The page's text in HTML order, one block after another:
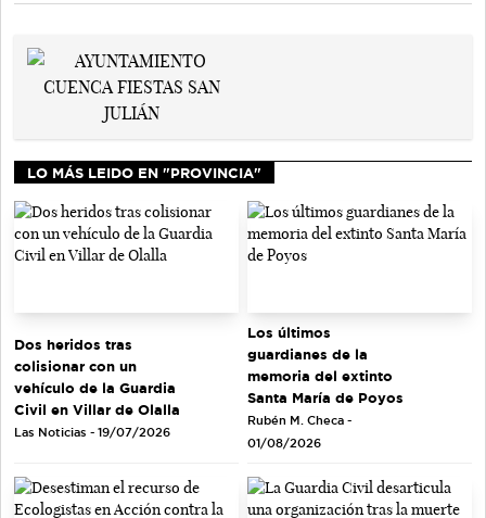
LO MÁS LEIDO EN "PROVINCIA"
Dos heridos tras
colisionar con un
vehículo de la Guardia
Civil en Villar de Olalla
Las Noticias - 19/07/2026
Los últimos
guardianes de la
memoria del extinto
Santa María de Poyos
Rubén M. Checa -
01/08/2026